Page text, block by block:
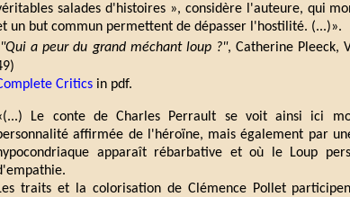
salades d'histoires », considère l'auteure, qui
un but commun permettent de dépasser l'hostilité. (...)».
"Qui a peur du grand méchant loup ?", Catherine Pleeck,
Critics in pdf.
Le conte de Charles Perrault se voit ainsi ici
affirmée de l'héroïne, mais également par
apparaît rébarbative et où le Loup
traits et la colorisation de Clémence Pollet